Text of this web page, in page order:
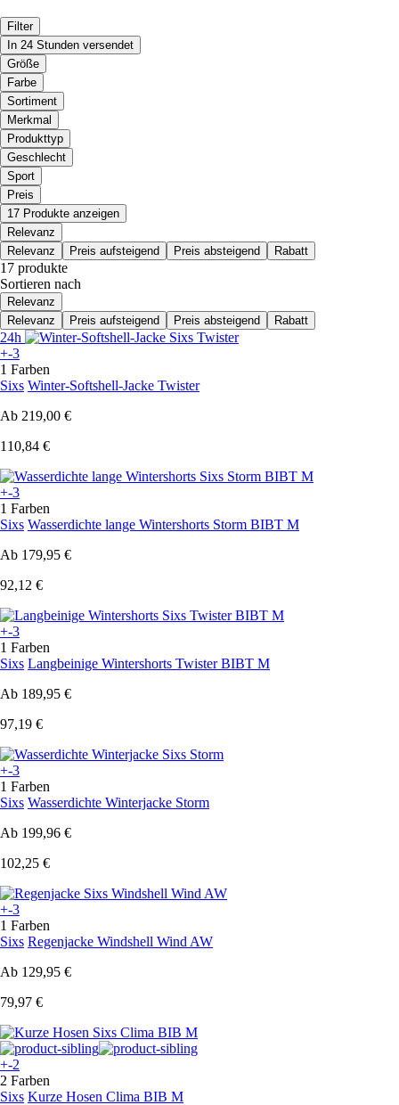
Filter
In 24 Stunden versendet
Größe
Farbe
Sortiment
Merkmal
Produkttyp
Geschlecht
Sport
Preis
17 Produkte anzeigen
Relevanz
Relevanz
Preis aufsteigend Preis absteigend Rabatt
17 produkte
Sortieren nach
Relevanz
Relevanz
Preis aufsteigend Preis absteigend Rabatt
24h
+-3
1 Farben
Sixs Winter-Softshell-Jacke Twister
Ab 219,00 €
110,84 €
+-3
1 Farben
Sixs Wasserdichte lange Wintershorts Storm BIBT M
Ab 179,95 €
92,12 €
+-3
1 Farben
Sixs Langbeinige Wintershorts Twister BIBT M
Ab 189,95 €
97,19 €
+-3
1 Farben
Sixs Wasserdichte Winterjacke Storm
Ab 199,96 €
102,25 €
+-3
1 Farben
Sixs Regenjacke Windshell Wind AW
Ab 129,95 €
79,97 €
+-2
2 Farben
Sixs Kurze Hosen Clima BIB M